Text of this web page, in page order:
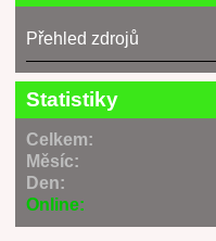
Přehled zdrojů
Statistiky
Online:
Celkem:
Měsíc:
Den: